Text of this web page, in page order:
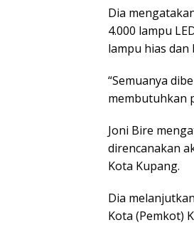
Dia
4.000 lampu
lampu hias
“Semuanya
membutuhkan
Joni Bire
direncanakan
Kota Kupang.
Dia
Kota (Pemkot)